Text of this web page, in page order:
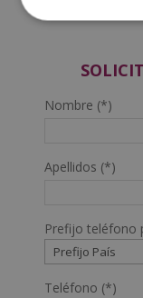
Nombre (*)
Apellidos (*)
Prefijo teléfono
Teléfono (*)